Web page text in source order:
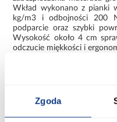
Zgoda
Wkład wykonano z pianki
kg/m3 i odbojności 200
podparcie oraz szybki
Wysokość około 4 cm
odczucie miękkości i
Pianka HR o wysokiej
obciążeniem, zachowując
materaca lub zmienić
konieczności wymiany